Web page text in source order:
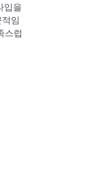
입을
임
스럽